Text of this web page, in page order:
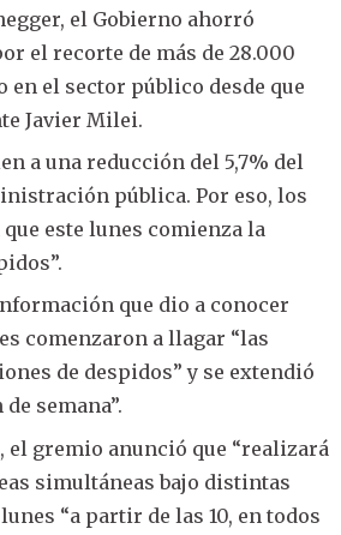
el Gobierno ahorró
el recorte de más de 28.000
en el sector público desde que
Javier Milei.
a una reducción del 5,7% del
pública. Por eso, los
este lunes comienza la
que dio a conocer
comenzaron a llagar “las
de despidos” y se extendió
semana”.
el gremio anunció que “realizará
simultáneas bajo distintas
“a partir de las 10, en todos